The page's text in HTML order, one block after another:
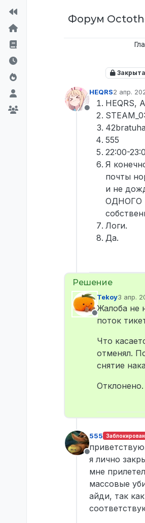
Форум
Закрыта
Не в сети
HEQRS2 апр.
HEQRS,
555
22:00-
Я
почты
и не
ОДНОГО
Логи.
Да.
Не в сети
Tekoy3 апр.
Жалоба не
поток
Что
отменял.
снятие
Отклонено.
Не в сети
555 Заблокирован
я лично
мне
массовые
айди, так